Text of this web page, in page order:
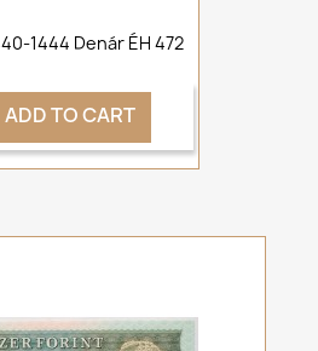
1444 Denár ÉH 472
ADD TO CART